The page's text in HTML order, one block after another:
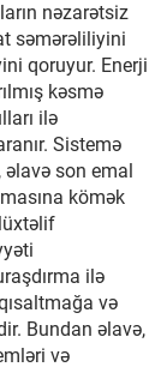
nəzarətsiz
səmərəliliyini
qoruyur. Enerji
kəsmə
ilə
Sistemə
son emal
kömək
ilə
və
Bundan əlavə,
və